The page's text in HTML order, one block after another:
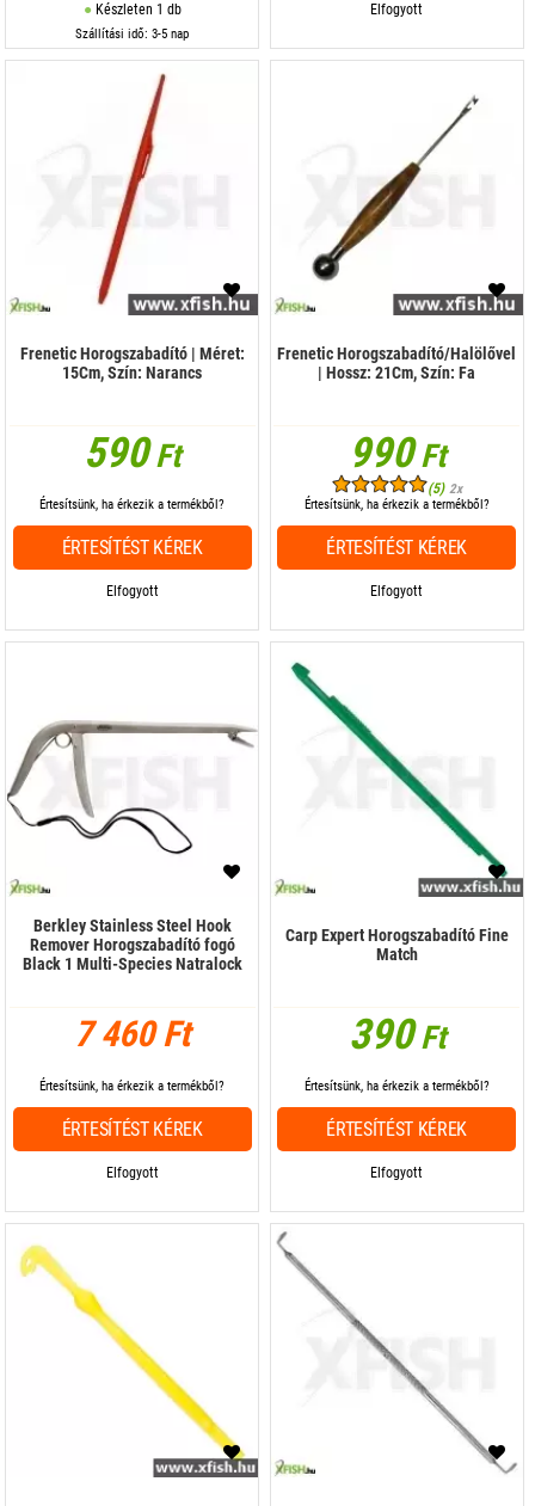
Készleten 1 db
Szállítási idő: 3-5 nap
Elfogyott
Frenetic Horogszabadító | Méret:
15Cm, Szín: Narancs
590Ft
Elfogyott
Értesítsünk, ha érkezik a termékből?
ÉRTESÍTÉST KÉREK
Frenetic Horogszabadító/Halölővel
| Hossz: 21Cm, Szín: Fa
990Ft
(5) 2x
Elfogyott
Értesítsünk, ha érkezik a termékből?
ÉRTESÍTÉST KÉREK
Berkley Stainless Steel Hook
Remover Horogszabadító fogó
Black 1 Multi-Species Natralock
7 460 Ft
Elfogyott
Értesítsünk, ha érkezik a termékből?
ÉRTESÍTÉST KÉREK
Carp Expert Horogszabadító Fine
Match
390Ft
Elfogyott
Értesítsünk, ha érkezik a termékből?
ÉRTESÍTÉST KÉREK